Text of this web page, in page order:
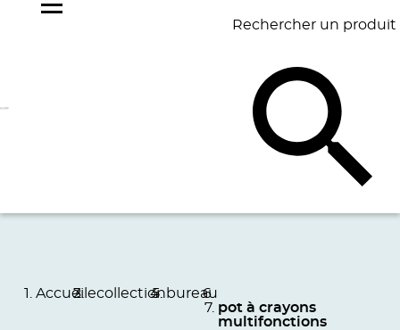
Rechercher un produit
BAGAGERIE BUREAU
Accueil ecollectionbureau
pot à crayons
multifonctions